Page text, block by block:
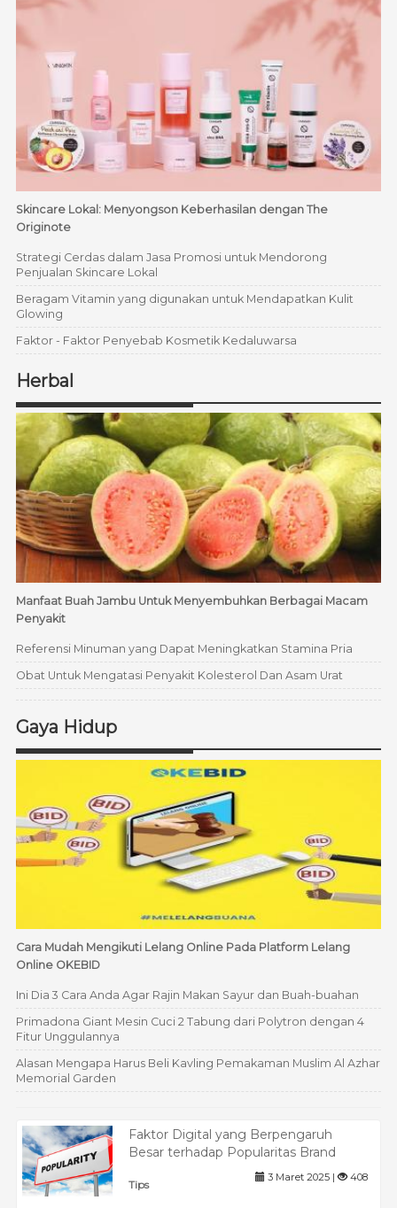
Skincare Lokal: Menyongson Keberhasilan dengan The
Originote
Strategi Cerdas dalam Jasa Promosi untuk Mendorong
Penjualan Skincare Lokal
Beragam Vitamin yang digunakan untuk Mendapatkan Kulit
Glowing
Faktor - Faktor Penyebab Kosmetik Kedaluwarsa
Herbal
Manfaat Buah Jambu Untuk Menyembuhkan Berbagai Macam
Penyakit
Referensi Minuman yang Dapat Meningkatkan Stamina Pria
Obat Untuk Mengatasi Penyakit Kolesterol Dan Asam Urat
Gaya Hidup
Cara Mudah Mengikuti Lelang Online Pada Platform Lelang
Online OKEBID
Ini Dia 3 Cara Anda Agar Rajin Makan Sayur dan Buah-buahan
Primadona Giant Mesin Cuci 2 Tabung dari Polytron dengan 4
Fitur Unggulannya
Alasan Mengapa Harus Beli Kavling Pemakaman Muslim Al Azhar
Memorial Garden
Faktor Digital yang Berpengaruh
Besar terhadap Popularitas Brand
Tips
3 Maret 2025 | 408